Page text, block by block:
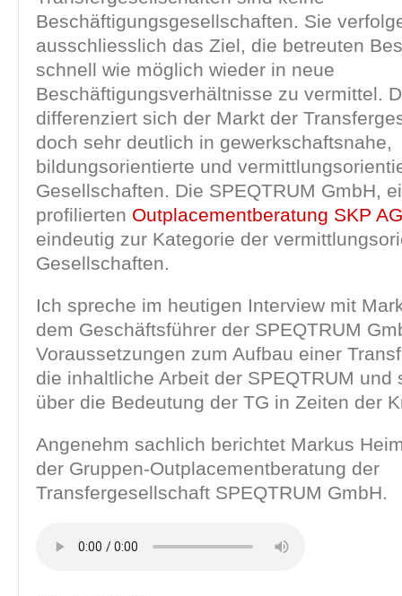
Beschäftigungsgesellschaften. Sie
ausschliesslich das Ziel, die betreuten
schnell wie möglich wieder in neue
Beschäftigungsverhältnisse zu vermittel.
differenziert sich der Markt der
doch sehr deutlich in gewerkschaftsnahe,
bildungsorientierte und
Gesellschaften. Die SPEQTRUM GmbH,
profilierten Outplacementberatung SKP AG
eindeutig zur Kategorie der
Gesellschaften.
Ich spreche im heutigen Interview mit
dem Geschäftsführer der SPEQTRUM
Voraussetzungen zum Aufbau einer
die inhaltliche Arbeit der SPEQTRUM und
über die Bedeutung der TG in Zeiten der
Angenehm sachlich berichtet Markus
der Gruppen-Outplacementberatung der
Transfergesellschaft SPEQTRUM GmbH.